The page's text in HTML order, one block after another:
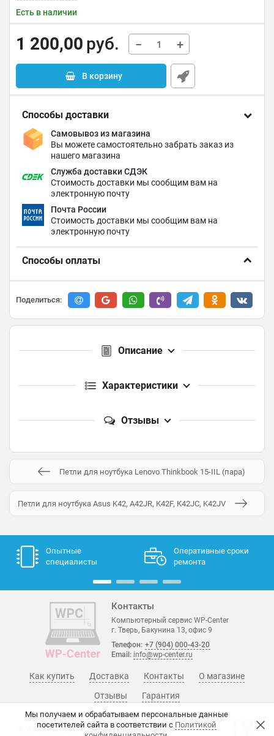
Есть в наличии
1 200,00 руб. − +
В корзину
Способы доставки
Самовывоз из магазина
Вы можете самостоятельно забрать заказ из
нашего магазина
Служба доставки СДЭК
Стоимость доставки мы сообщим вам на
электронную почту
Почта России
Стоимость доставки мы сообщим вам на
электронную почту
Способы оплаты
Поделиться:
Описание
Характеристики
Отзывы
Петли для ноутбука Lenovo Thinkbook 15-IIL (пара)
Петли для ноутбука Asus K42, A42JR, K42F, K42JC, K42JV
Мы получаем и обрабатываем персональные данные
посетителей сайта в соответствии с Политикой
Опытные
специалисты
Оперативные сроки
ремонта
Контакты
Компьютерный сервис WP-Center
г. Тверь, Бакунина 13, офис 9
Телефон: +7 (904) 000-43-20
Email: info@wp-center.ru
О магазине
Гарантия
Отзывы
Как купить Доставка Контакты
© WP-Center, 2015 - 2026